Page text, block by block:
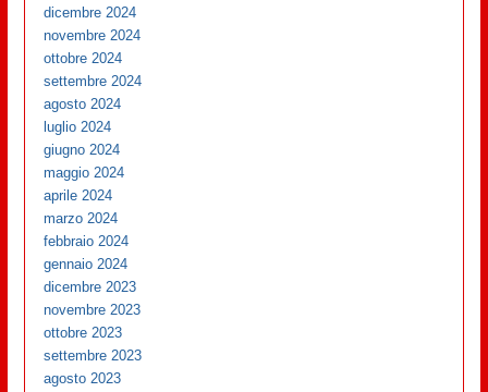
dicembre 2024
novembre 2024
ottobre 2024
settembre 2024
agosto 2024
luglio 2024
giugno 2024
maggio 2024
aprile 2024
marzo 2024
febbraio 2024
gennaio 2024
dicembre 2023
novembre 2023
ottobre 2023
settembre 2023
agosto 2023